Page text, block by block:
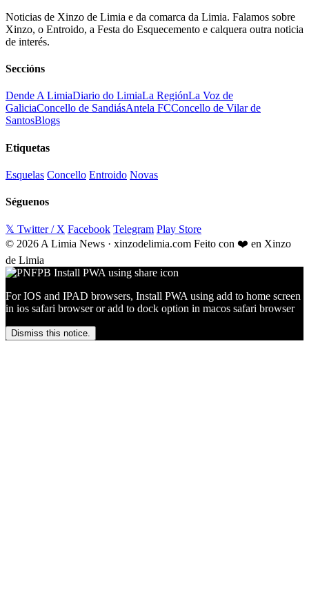
Noticias de Xinzo de Limia e da comarca da Limia. Falamos sobre
Xinzo, o Entroido, a Festa do Esquecemento e calquera outra noticia
de interés.
Seccións
Dende A LimiaDiario do LimiaLa RegiónLa Voz de
GaliciaConcello de SandiásAntela FCConcello de Vilar de
SantosBlogs
Etiquetas
Esquelas Concello Entroido Novas
Séguenos
𝕏 Twitter / X Facebook Telegram Play Store
© 2026 A Limia News · xinzodelimia.com Feito con ❤️ en Xinzo
de Limia
For IOS and IPAD browsers, Install PWA using add to home screen
in ios safari browser or add to dock option in macos safari browser
Dismiss this notice.